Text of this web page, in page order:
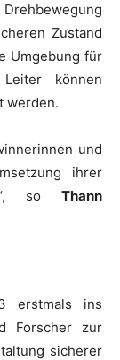
Drehbewegung
Zustand
Umgebung für
können
werden.
und
ihrer
so Thann
erstmals ins
Forscher zur
sicherer